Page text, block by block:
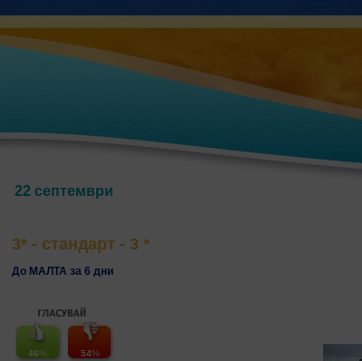
22 септември
3* - стандарт - 3 *
До МАЛТА за 6 дни
46% 54%